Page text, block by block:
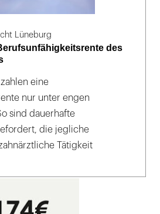
Lüneburg
des
eine
nur unter engen
sind dauerhafte
die jegliche
Tätigkeit